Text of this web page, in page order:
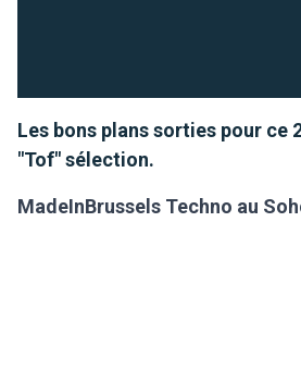
Les bons plans sorties pour ce
"Tof" sélection.
MadeInBrussels Techno au